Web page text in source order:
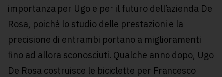
importanza per Ugo e per il futuro dell’azienda De
Rosa, poiché lo studio delle prestazioni e la
precisione di entrambi portano a miglioramenti
fino ad allora sconosciuti. Qualche anno dopo, Ugo
De Rosa costruisce le biciclette per Francesco